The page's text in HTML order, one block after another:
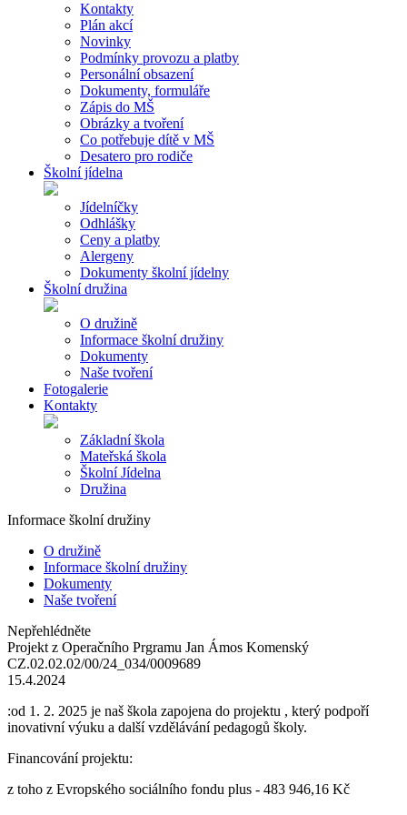
Kontakty
Plán akcí
Novinky
Podmínky provozu a platby
Personální obsazení
Dokumenty, formuláře
Zápis do MŠ
Obrázky a tvoření
Co potřebuje dítě v MŠ
Desatero pro rodiče
Školní jídelna
Jídelníčky
Odhlášky
Ceny a platby
Alergeny
Dokumenty školní jídelny
Školní družina
O družině
Informace školní družiny
Dokumenty
Naše tvoření
Fotogalerie
Kontakty
Základní škola
Mateřská škola
Školní Jídelna
Družina
Informace školní družiny
O družině
Informace školní družiny
Dokumenty
Naše tvoření
Nepřehlédněte
Projekt z Operačního Prgramu Jan Ámos Komenský
CZ.02.02.02/00/24_034/0009689
15.4.2024
:od 1. 2. 2025 je naš škola zapojena do projektu , který podpoří
inovativní výuku a další vzdělávání pedagogů školy.
Financování projektu:
z toho z Evropského sociálního fondu plus - 483 946,16 Kč